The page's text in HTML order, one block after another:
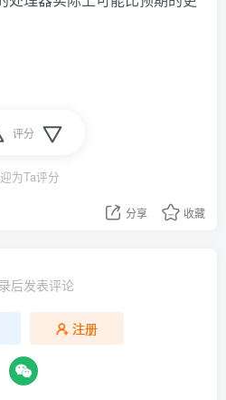
评分
为Ta评分
分享 收藏
后发表评论
注册